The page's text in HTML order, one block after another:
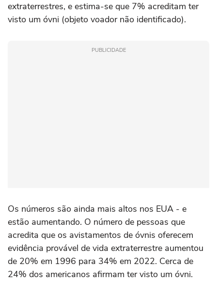
extraterrestres, e estima-se que 7% acreditam ter
visto um óvni (objeto voador não identificado).
PUBLICIDADE
Os números são ainda mais altos nos EUA - e
estão aumentando. O número de pessoas que
acredita que os avistamentos de óvnis oferecem
evidência provável de vida extraterrestre aumentou
de 20% em 1996 para 34% em 2022. Cerca de
24% dos americanos afirmam ter visto um óvni.